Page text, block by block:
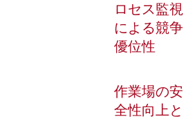
ロセス監視
による競争
優位性
作業場の安
全性向上と